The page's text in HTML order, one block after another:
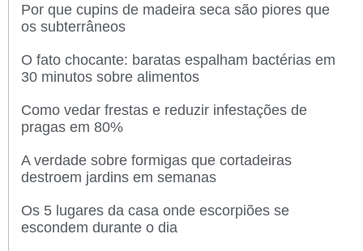
Por que cupins de madeira seca são piores que
os subterrâneos
O fato chocante: baratas espalham bactérias em
30 minutos sobre alimentos
Como vedar frestas e reduzir infestações de
pragas em 80%
A verdade sobre formigas que cortadeiras
destroem jardins em semanas
Os 5 lugares da casa onde escorpiões se
escondem durante o dia